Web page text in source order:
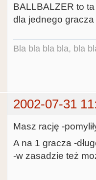
BALLBALZER to
dla jednego
Bla bla bla bla, bla
2002-07-31
Masz rację -
A na 1 gracza -
-w zasadzie też